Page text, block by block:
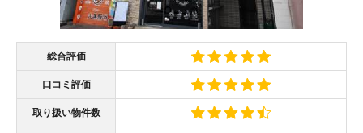
総合評価
口コミ評価
取り扱い物件数